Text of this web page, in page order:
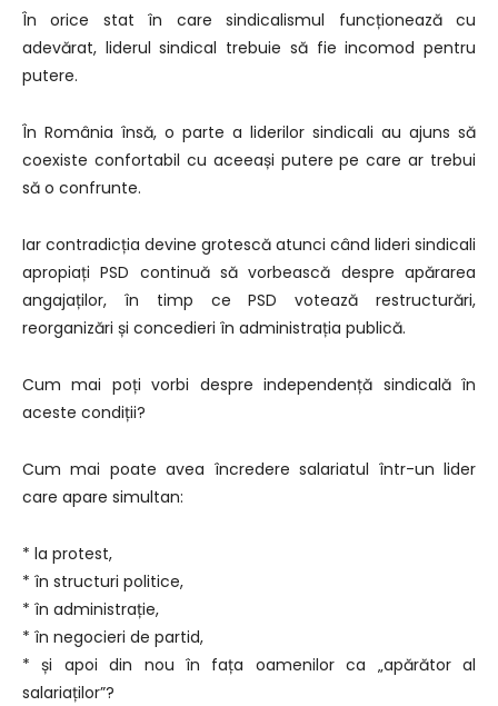
În orice stat în care sindicalismul funcționează cu
adevărat, liderul sindical trebuie să fie incomod pentru
putere.
În România însă, o parte a liderilor sindicali au ajuns să
coexiste confortabil cu aceeași putere pe care ar trebui
să o confrunte.
Iar contradicția devine grotescă atunci când lideri sindicali
apropiați PSD continuă să vorbească despre apărarea
angajaților, în timp ce PSD votează restructurări,
reorganizări și concedieri în administrația publică.
Cum mai poți vorbi despre independență sindicală în
aceste condiții?
Cum mai poate avea încredere salariatul într-un lider
care apare simultan:
* la protest,
* în structuri politice,
* în administrație,
* în negocieri de partid,
* și apoi din nou în fața oamenilor ca „apărător al
salariaților”?